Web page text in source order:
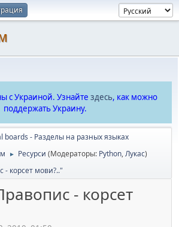
с Украиной. Узнайте здесь, как можно
поддержать Украину.
boards - Разделы на разных языках
► Ресурси (Модераторы: Python,Лукас)
- корсет мови?.."
- корсет